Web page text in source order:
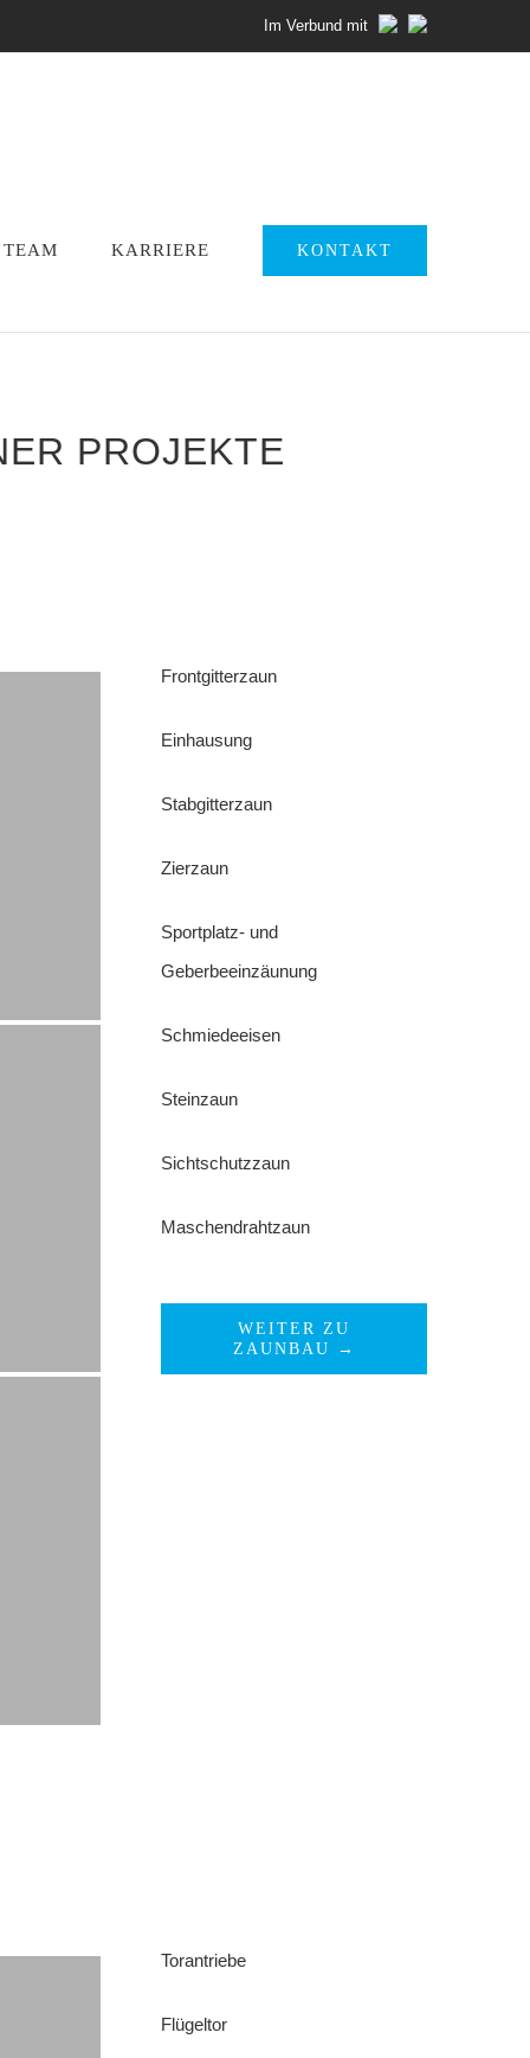
Im Verbund mit
TEAM KARRIERE KONTAKT
PROJEKTE
Frontgitterzaun
Einhausung
Stabgitterzaun
Zierzaun
Sportplatz- und
Geberbeeinzäunung
Schmiedeeisen
Steinzaun
Sichtschutzzaun
Maschendrahtzaun
WEITER ZU
ZAUNBAU →
Torantriebe
Flügeltor